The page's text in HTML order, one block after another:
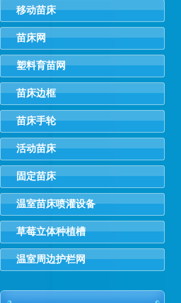
移动苗床
苗床网
塑料育苗网
苗床边框
苗床手轮
活动苗床
固定苗床
温室苗床喷灌设备
草莓立体种植槽
温室周边护栏网